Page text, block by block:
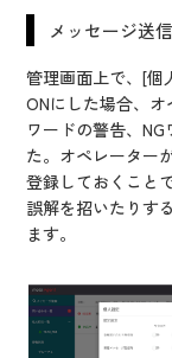
メッセージ送
管理画面上で、[個
ONにした場合、
ワードの警告、
た。オペレーター
登録しておくこと
誤解を招いたりす
ます。